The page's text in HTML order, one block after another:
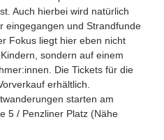
Auch hierbei wird natürlich
eingegangen und Strandfunde
Fokus liegt hier eben nicht
sondern auf einem
Die Tickets für die
erhältlich.
starten am
5 / Penzliner Platz (Nähe